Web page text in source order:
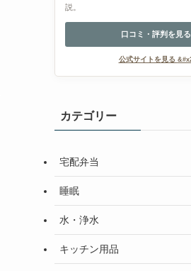
説。
口コミ・評判を見る
公式サイトを見る
カテゴリー
宅配弁当
睡眠
水・浄水
キッチン用品